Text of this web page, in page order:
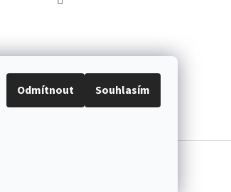
Odmítnout Souhlasím